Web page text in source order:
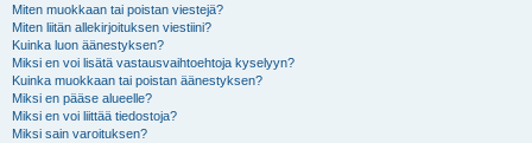
Miten muokkaan tai poistan viestejä?
Miten liitän allekirjoituksen viestiini?
Kuinka luon äänestyksen?
Miksi en voi lisätä vastausvaihtoehtoja kyselyyn?
Kuinka muokkaan tai poistan äänestyksen?
Miksi en pääse alueelle?
Miksi en voi liittää tiedostoja?
Miksi sain varoituksen?